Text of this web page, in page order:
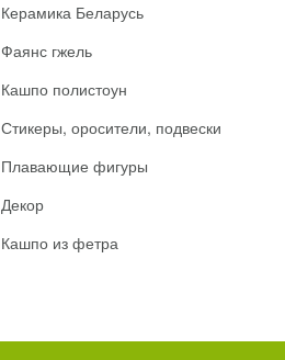
Керамика Беларусь
Фаянс гжель
Кашпо полистоун
Стикеры, оросители, подвески
Плавающие фигуры
Декор
Кашпо из фетра